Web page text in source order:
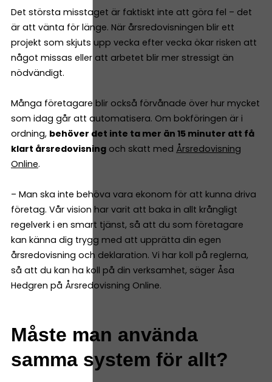
Det största misstaget är faktiskt inte att göra fel – det
är att vänta för länge. När årsredovisningen blir ett
projekt som skjuts upp vecka efter vecka ökar risken att
något missas eller att arbetet blir mer stressigt än
nödvändigt.
Många företagare blir också förvånade över hur mycket
som idag går att automatisera. Om bokföringen är i
ordning, behöver det inte ta mer än 15 minuter att få
klart årsredovisning och skatt med Årsredovisning
Online.
– Man ska inte behöva vara ekonom för att kunna driva
företag. Vår vision har varit att baka in allt krångligt
regelverk i en smart tjänst, så att du som företagare
kan känna dig trygg med att upprätta din egen
årsredovisning och deklaration. Vi har koll på reglerna,
så att du kan ha koll på din verksamhet, säger Åsa
Hedgren på Årsredovisning Online.
Måste man använda
samma system för allt?